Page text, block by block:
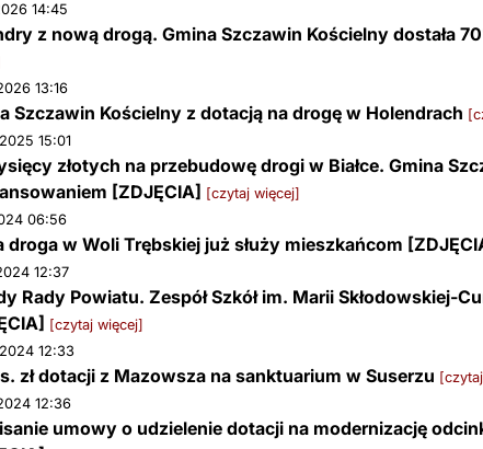
14:45
z nową drogą. Gmina Szczawin Kościelny dostała
13:16
Szczawin Kościelny z dotacją na drogę w Holendrach
15:01
złotych na przebudowę drogi w Białce. Gmina
[ZDJĘCIA] [czytaj więcej]
06:56
droga w Woli Trębskiej już służy mieszkańcom
12:37
Rady Powiatu. Zespół Szkół im. Marii Skłodowskiej-
[czytaj więcej]
12:33
zł dotacji z Mazowsza na sanktuarium w Suserzu
12:36
umowy o udzielenie dotacji na modernizację